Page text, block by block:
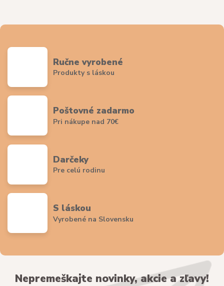
Ručne vyrobené
Produkty s láskou
Poštovné zadarmo
Pri nákupe nad 70€
Darčeky
Pre celú rodinu
S láskou
Vyrobené na Slovensku
Nepremeškajte novinky, akcie a zľavy!